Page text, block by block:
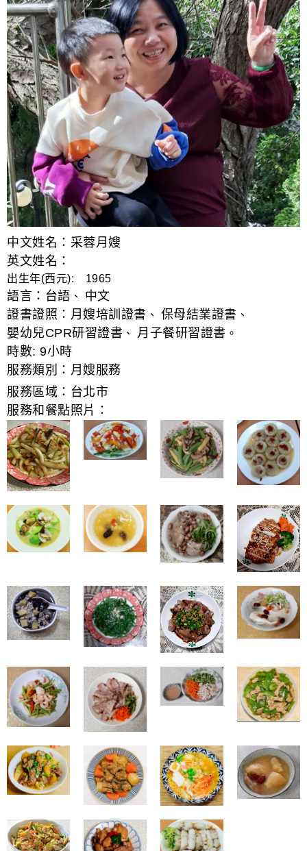
中文姓名：采蓉月嫂
英文姓名：
出生年(西元): 1965
語言： 台語 、
中文
證書證照： 月嫂培訓證書 、 保母結業證書 、
嬰幼兒CPR研習證書 、 月子餐研習證書 。
時數: 9小時
服務類別： 月嫂服務
服務區域： 台北市
服務和餐點照片：